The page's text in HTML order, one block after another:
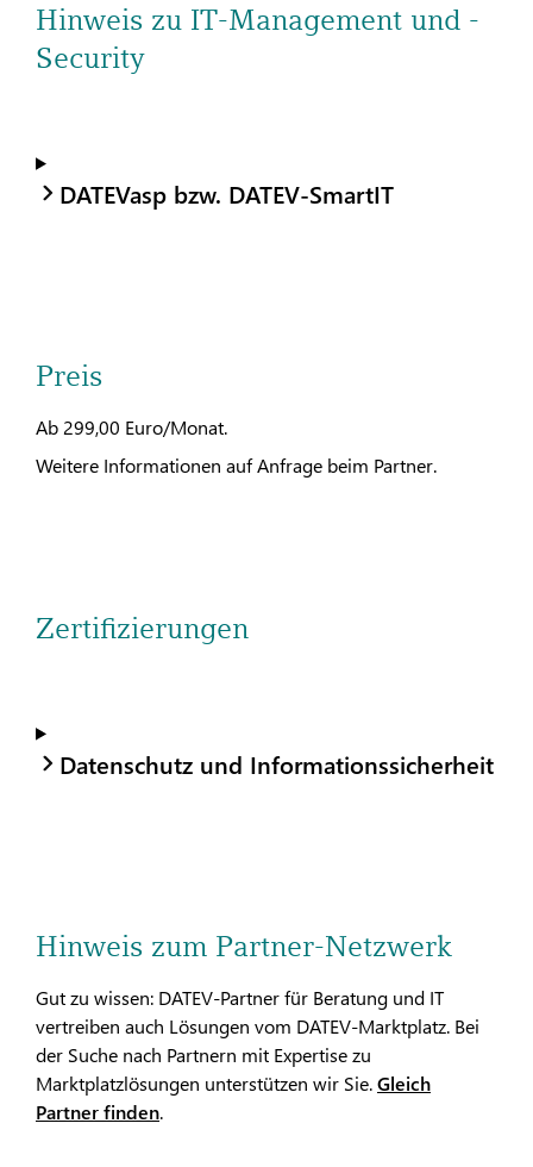
Hinweis zu IT-Management und -
Security
DATEVasp bzw. DATEV-SmartIT
Preis
Ab 299,00 Euro/Monat.
Weitere Informationen auf Anfrage beim Partner.
Zertifizierungen
Datenschutz und Informationssicherheit
Hinweis zum Partner-Netzwerk
Gut zu wissen: DATEV-Partner für Beratung und IT
vertreiben auch Lösungen vom DATEV-Marktplatz. Bei
der Suche nach Partnern mit Expertise zu
Marktplatzlösungen unterstützen wir Sie.Gleich
Partner finden.